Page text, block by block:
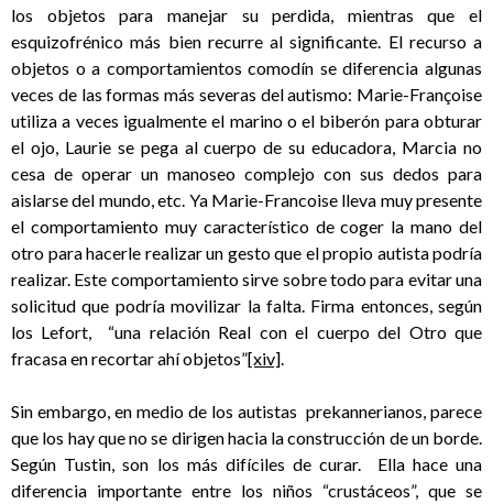
los objetos para manejar su perdida, mientras que el
esquizofrénico más bien recurre al significante. El recurso a
objetos o a comportamientos comodín se diferencia algunas
veces de las formas más severas del autismo: Marie-Françoise
utiliza a veces igualmente el marino o el biberón para obturar
el ojo, Laurie se pega al cuerpo de su educadora, Marcia no
cesa de operar un manoseo complejo con sus dedos para
aislarse del mundo, etc. Ya Marie-Francoise lleva muy presente
el comportamiento muy característico de coger la mano del
otro para hacerle realizar un gesto que el propio autista podría
realizar. Este comportamiento sirve sobre todo para evitar una
solicitud que podría movilizar la falta. Firma entonces, según
los Lefort, “una relación Real con el cuerpo del Otro que
fracasa en recortar ahí objetos”[xiv].
Sin embargo, en medio de los autistas prekannerianos, parece
que los hay que no se dirigen hacia la construcción de un borde.
Según Tustin, son los más difíciles de curar. Ella hace una
diferencia importante entre los niños “crustáceos”, que se